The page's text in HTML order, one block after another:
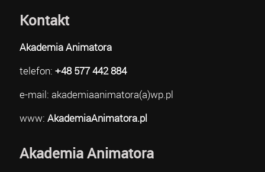
Kontakt
Akademia Animatora
telefon: +48 577 442 884
e-mail: akademiaanimatora(a)wp.pl
www: AkademiaAnimatora.pl
Akademia Animatora